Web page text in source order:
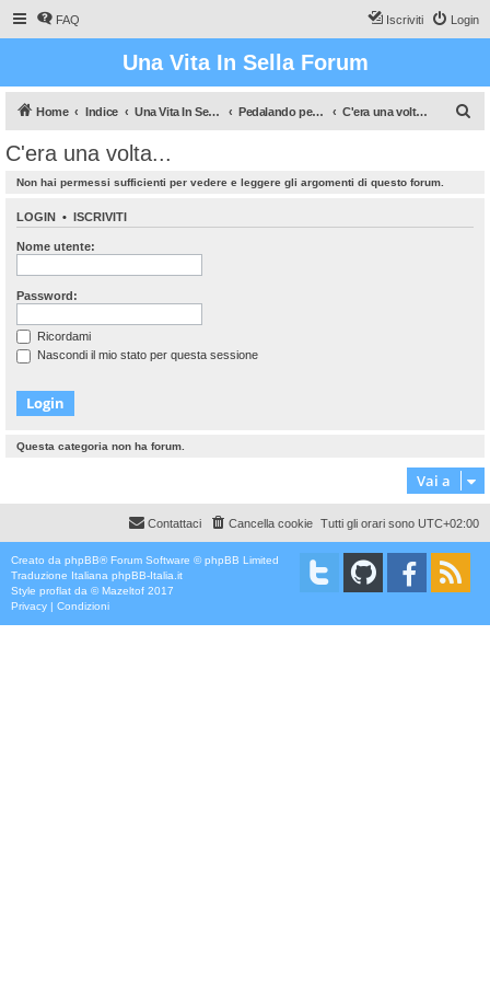
FAQ Login
Iscriviti
Una Vita In Sella Forum
Home Indice Una Vita In Sella (Il gioco che vi farà sudare!) Pedalando pedalando... C'era una volta...
C'era una volta...
Non hai permessi sufficienti per vedere e leggere gli argomenti di questo forum.
LOGIN • ISCRIVITI
Nome utente:
Password:
Ricordami
Nascondi il mio stato per questa sessione
Questa categoria non ha forum.
Vai a
Tutti gli orari sono UTC+02:00
Cancella cookie
Contattaci
Creato da phpBB® Forum Software © phpBB Limited
Traduzione Italiana phpBB-Italia.it
Style proflat da ©Mazeltof 2017
Privacy | Condizioni